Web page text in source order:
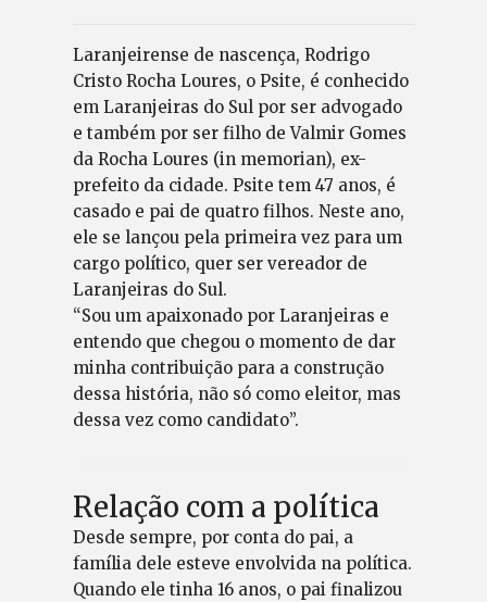
Laranjeirense de nascença, Rodrigo
Cristo Rocha Loures, o Psite, é conhecido
em Laranjeiras do Sul por ser advogado
e também por ser filho de Valmir Gomes
da Rocha Loures (in memorian), ex-
prefeito da cidade. Psite tem 47 anos, é
casado e pai de quatro filhos. Neste ano,
ele se lançou pela primeira vez para um
cargo político, quer ser vereador de
Laranjeiras do Sul.
“Sou um apaixonado por Laranjeiras e
entendo que chegou o momento de dar
minha contribuição para a construção
dessa história, não só como eleitor, mas
dessa vez como candidato”.
Relação com a política
Desde sempre, por conta do pai, a
família dele esteve envolvida na política.
Quando ele tinha 16 anos, o pai finalizou